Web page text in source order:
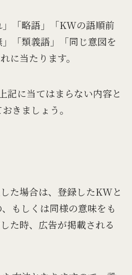
「略語」「KWの語順前
「類義語」「同じ意図を
に当たります。
記に当てはまらない内容と
きましょう。
た場合は、登録したKWと
もしくは同様の意味をも
た時、広告が掲載される